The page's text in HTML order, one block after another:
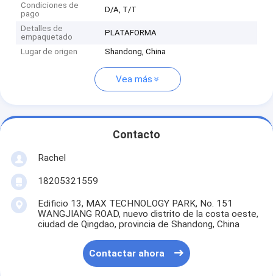
Condiciones de
pago
D/A, T/T
Detalles de
empaquetado
PLATAFORMA
Lugar de origen Shandong, China
Vea más
Contacto
Rachel
18205321559
Edificio 13, MAX TECHNOLOGY PARK, No. 151
WANGJIANG ROAD, nuevo distrito de la costa oeste,
ciudad de Qingdao, provincia de Shandong, China
Contactar ahora